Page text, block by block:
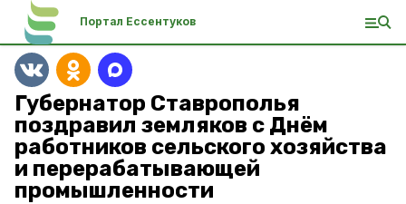
Портал Ессентуков
Губернатор Ставрополья
поздравил земляков с Днём
работников сельского хозяйства
и перерабатывающей
промышленности